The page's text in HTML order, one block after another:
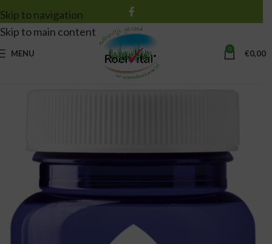
Skip to navigation
Skip to main content
MENU 0 €0,00